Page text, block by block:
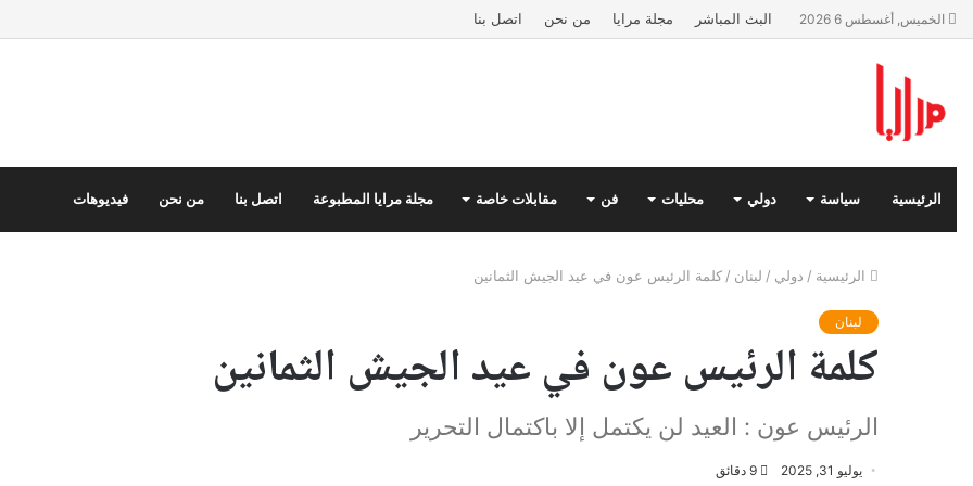
الخميس, أغسطس 6 2026 البث المباشر مجلة مرايا من نحن اتصل بنا
الرئيسية سياسة دولي محليات فن مقابلات خاصة مجلة مرايا المطبوعة اتصل بنا من نحن فيديوهات
الرئيسية / دولي / لبنان / كلمة الرئيس عون في عيد الجيش الثمانين
لبنان
كلمة الرئيس عون في عيد الجيش الثمانين
الرئيس عون : العيد لن يكتمل إلا باكتمال التحرير
يوليو 31, 2025